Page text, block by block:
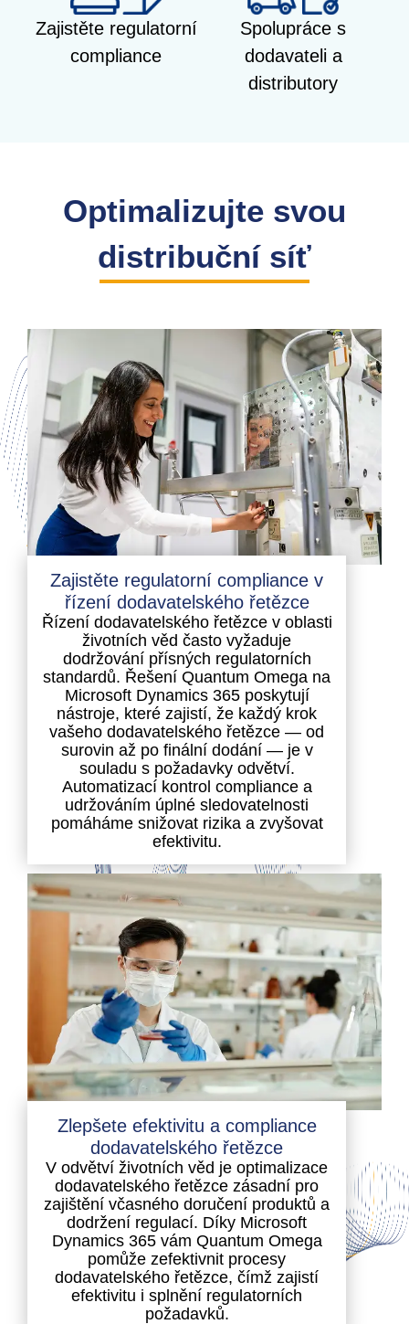
Zajistěte regulatorní
compliance
Spolupráce s
dodavateli a
distributory
Optimalizujte svou
distribuční síť
Zajistěte regulatorní compliance v
řízení dodavatelského řetězce
Řízení dodavatelského řetězce v oblasti
životních věd často vyžaduje
dodržování přísných regulatorních
standardů. Řešení Quantum Omega na
Microsoft Dynamics 365 poskytují
nástroje, které zajistí, že každý krok
vašeho dodavatelského řetězce — od
surovin až po finální dodání — je v
souladu s požadavky odvětví.
Automatizací kontrol compliance a
udržováním úplné sledovatelnosti
pomáháme snižovat rizika a zvyšovat
efektivitu.
Zlepšete efektivitu a compliance
dodavatelského řetězce
V odvětví životních věd je optimalizace
dodavatelského řetězce zásadní pro
zajištění včasného doručení produktů a
dodržení regulací. Díky Microsoft
Dynamics 365 vám Quantum Omega
pomůže zefektivnit procesy
dodavatelského řetězce, čímž zajistí
efektivitu i splnění regulatorních
požadavků.